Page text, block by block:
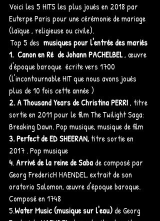
Voici les 5 HITS les plus joués en 2018 par
Euterpe Paris pour une cérémonie de mariage
(laïque , religieuse ou civile).
Top 5 des musiques pour l'entrée des mariés
1.  Canon en Ré  de Johann PACHELBEL , œuvre
d'époque baroque  écrite vers 1700
(l'incontournable HIT que nous avons joués
plus de 10 fois cette année )
2. A Thousand Years de Christina PERRI , titre
sortie en 2011 pour le film The Twilight Saga:
Breaking Dawn. Pop musique, musique de film
3. Perfect de ED SHEERAN, titre sortie en
2017 . Pop musique
4. Arrivé de la reine de Saba de composé par
Georg FredericH HAENDEL, extrait de son
oratorio Salomon, œuvre d'époque baroque.
Composé en 1748
5.Water Music (musique sur l'eau) de Georg